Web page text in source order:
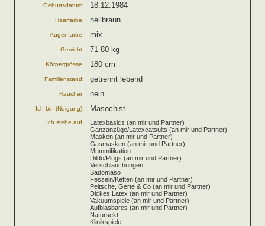
Geburtsdatum: 18.12.1984
Haarfarbe: hellbraun
Augenfarbe: mix
Gewicht: 71-80 kg
Körpergrösse: 180 cm
Familienstand: getrennt lebend
Raucher: nein
Ich bin (Neigung): Masochist
Ich stehe auf:
Latexbasics (an mir und Partner)
Ganzanzüge/Latexcatsuits (an mir und Partner)
Masken (an mir und Partner)
Gasmasken (an mir und Partner)
Mummifikation
Dildo/Plugs (an mir und Partner)
Verschlauchungen
Sadomaso
Fesseln/Ketten (an mir und Partner)
Peitsche, Gerte & Co (an mir und Partner)
Dickes Latex (an mir und Partner)
Vakuumspiele (an mir und Partner)
Aufblasbares (an mir und Partner)
Natursekt
Klinikspiele